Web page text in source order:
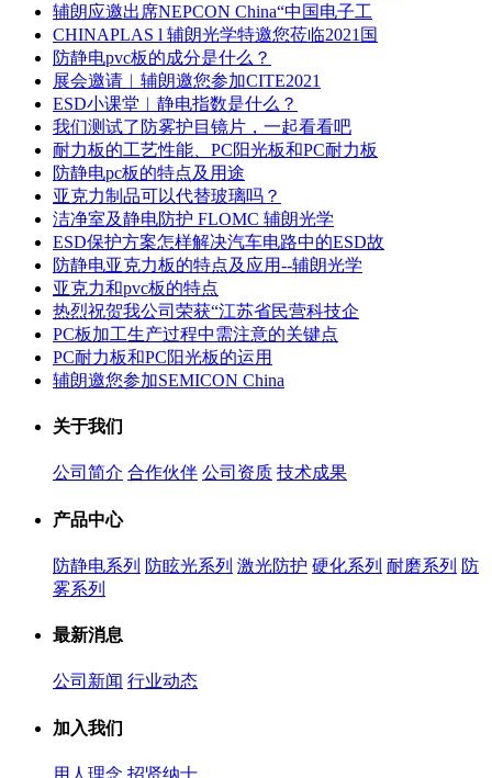
辅朗应邀出席NEPCON China“中国电子工
CHINAPLAS l 辅朗光学特邀您莅临2021国
防静电pvc板的成分是什么？
展会邀请︱辅朗邀您参加CITE2021
ESD小课堂︱静电指数是什么？
我们测试了防雾护目镜片，一起看看吧
耐力板的工艺性能、PC阳光板和PC耐力板
防静电pc板的特点及用途
亚克力制品可以代替玻璃吗？
洁净室及静电防护 FLOMC 辅朗光学
ESD保护方案怎样解决汽车电路中的ESD故
防静电亚克力板的特点及应用--辅朗光学
亚克力和pvc板的特点
热烈祝贺我公司荣获“江苏省民营科技企
PC板加工生产过程中需注意的关键点
PC耐力板和PC阳光板的运用
辅朗邀您参加SEMICON China
关于我们
公司简介 合作伙伴 公司资质 技术成果
产品中心
防静电系列 防眩光系列 激光防护 硬化系列 耐磨系列 防
雾系列
最新消息
公司新闻 行业动态
加入我们
用人理念 招贤纳士